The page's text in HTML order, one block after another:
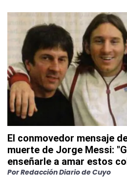
El conmovedor mensaje
muerte de Jorge Messi:
enseñarle a amar estos
PorRedacción Diario de Cuyo